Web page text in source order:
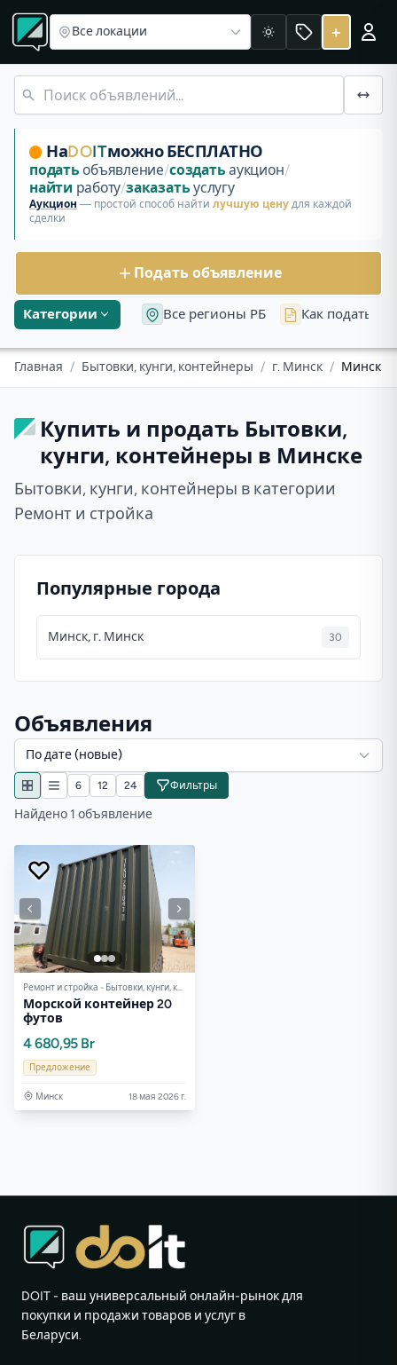
Купить и продать Бытовки, кунги,
Купить и продать «Бытовки, кунги, контейнеры» в
Морской контейнер 20 футов
Все локации Светлая +
Категории Все регионы РБ Как подать
НаDOITможно БЕСПЛАТНО
подать объявление/создать аукцион/
найти работу/заказать услугу
Аукцион — простой способ найти лучшую цену для каждой
сделки
Подать объявление
Главная / Бытовки, кунги, контейнеры / г. Минск / Минск
Купить и продать Бытовки,
кунги, контейнеры в Минске
Бытовки, кунги, контейнеры в категории
Ремонт и стройка
Популярные города
Минск, г. Минск 30
Объявления
По дате (новые)
6 12 24 Фильтры
Найдено 1 объявление
Ремонт и стройка - Бытовки, кунги, контейнеры
Морской контейнер 20
футов
4 680,95 Br
Предложение
Минск 18 мая 2026 г.
DOIT - ваш универсальный онлайн-рынок для
покупки и продажи товаров и услуг в
Беларуси.